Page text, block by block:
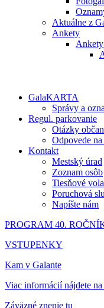
Aktuálne z
Ankety
GalaKARTA
Správy a
Regul. parkovanie
Otázky
Odpovede
Kontakt
Mestský úrad
Zoznam osôb
Tiesňové
Poruchová
Napíšte nám
PROGRAM 40.
VSTUPENKY
Kam v Galante
Viac informácií nájdete
Záväzné znenie tu